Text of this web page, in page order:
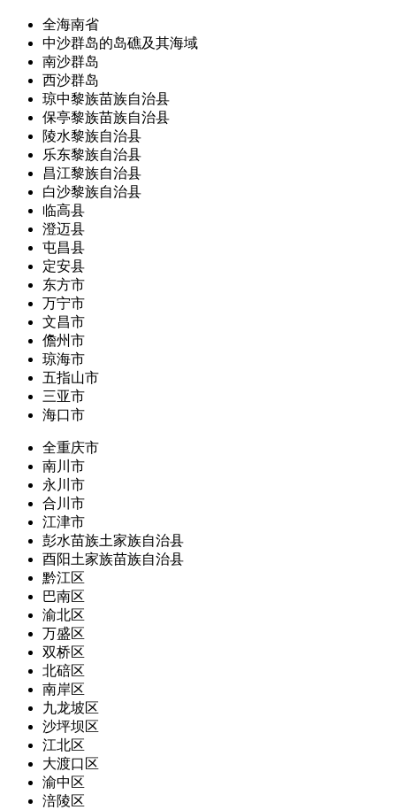
全海南省
中沙群岛的岛礁及其海域
南沙群岛
西沙群岛
琼中黎族苗族自治县
保亭黎族苗族自治县
陵水黎族自治县
乐东黎族自治县
昌江黎族自治县
白沙黎族自治县
临高县
澄迈县
屯昌县
定安县
东方市
万宁市
文昌市
儋州市
琼海市
五指山市
三亚市
海口市
全重庆市
南川市
永川市
合川市
江津市
彭水苗族土家族自治县
酉阳土家族苗族自治县
黔江区
巴南区
渝北区
万盛区
双桥区
北碚区
南岸区
九龙坡区
沙坪坝区
江北区
大渡口区
渝中区
涪陵区